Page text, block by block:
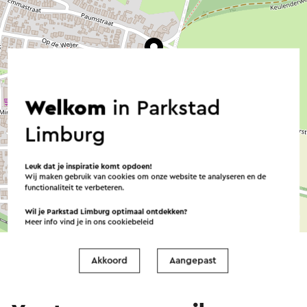
©
Welkom in Parkstad
Limburg
Leuk dat je inspiratie komt opdoen!
Wij maken gebruik van cookies om onze website te analyseren en de
functionaliteit te verbeteren.
Wil je Parkstad Limburg optimaal ontdekken?
Meer info vind je in onscookiebeleid
Akkoord Aangepast